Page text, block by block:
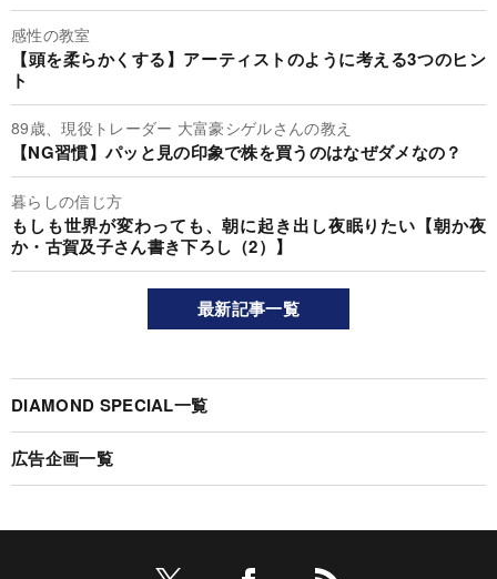
感性の教室
【頭を柔らかくする】アーティストのように考える3つのヒン
ト
89歳、現役トレーダー 大富豪シゲルさんの教え
【NG習慣】パッと見の印象で株を買うのはなぜダメなの？
暮らしの信じ方
もしも世界が変わっても、朝に起き出し夜眠りたい【朝か夜
か・古賀及子さん書き下ろし（2）】
最新記事一覧
DIAMOND SPECIAL一覧
広告企画一覧